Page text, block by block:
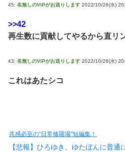
45: 名無しのVIPがお送りします 2022/10/26(水)
>>42
再生数に貢献してやるから直リ
43: 名無しのVIPがお送りします 2022/10/26(水)
これはあたシコ
共感必至の“日常修羅場”短編集！
【悲報】ひろゆき、ゆたぼんに普通